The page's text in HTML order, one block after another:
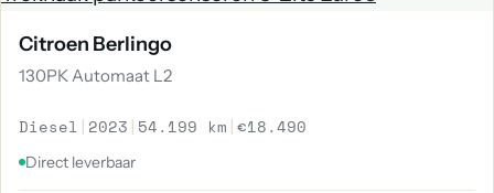
Citroen Berlingo
130PK Automaat L2
Diesel | 2023 | 54.199 km |€18.490
Direct leverbaar